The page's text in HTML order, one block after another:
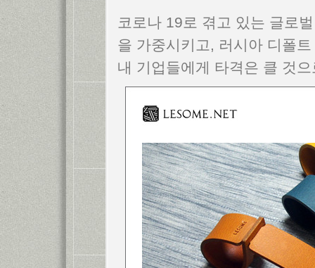
코로나 19로 겪고 있는 글로
을 가중시키고, 러시아 디폴
내 기업들에게 타격은 클 것